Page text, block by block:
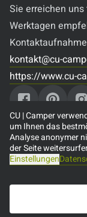
Sie erreichen
Werktagen
kontakt@cu-
https://www.cu-
Beliebte
🇨🇦 Camper
🇺🇸 Camper
🇦🇺 Camper
CU | Camper
um Ihnen das
Analyse anonymer
der Seite
Einstellungen